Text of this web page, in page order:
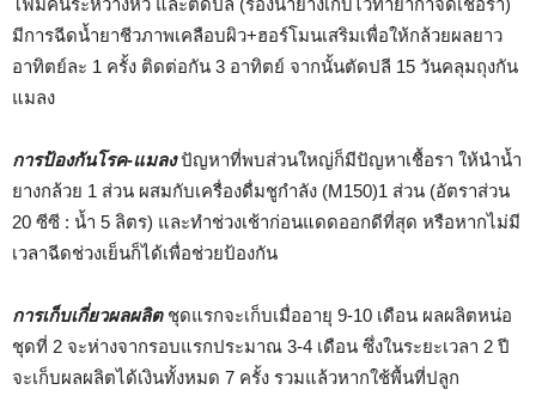
โฟมคั่นระหว่างหวี และตัดปลี (รองน้ำยางเก็บไว้ทำยากำจัดเชื้อรา)
มีการฉีดน้ำยาชีวภาพเคลือบผิว+ฮอร์โมนเสริมเพื่อให้กล้วยผลยาว
อาทิตย์ละ 1 ครั้ง ติดต่อกัน 3 อาทิตย์ จากนั้นตัดปลี 15 วันคลุมถุงกัน
แมลง
การป้องกันโรค-แมลงปัญหาที่พบส่วนใหญ่ก็มีปัญหาเชื้อรา ให้นำน้ำ
ยางกล้วย 1 ส่วน ผสมกับเครื่องดื่มชูกำลัง (M150)1 ส่วน (อัตราส่วน
20 ซีซี : น้ำ 5 ลิตร) และทำช่วงเช้าก่อนแดดออกดีที่สุด หรือหากไม่มี
เวลาฉีดช่วงเย็นก็ได้เพื่อช่วยป้องกัน
การเก็บเกี่ยวผลผลิตชุดแรกจะเก็บเมื่ออายุ 9-10 เดือน ผลผลิตหน่อ
ชุดที่ 2 จะห่างจากรอบแรกประมาณ 3-4 เดือน ซึ่งในระยะเวลา 2 ปี
จะเก็บผลผลิตได้เงินทั้งหมด 7 ครั้ง รวมแล้วหากใช้พื้นที่ปลูก